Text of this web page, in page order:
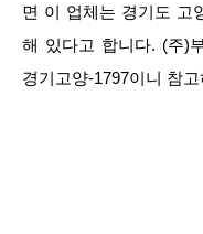
면 이 업체는 경기도 고
해 있다고 합니다. (주)
경기고양-1797이니 참